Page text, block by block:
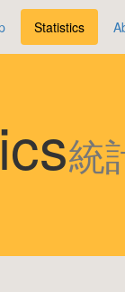
Statistics
統